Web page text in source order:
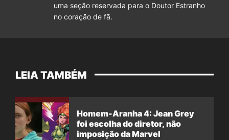
uma seção reservada para o Doutor Estranho
no coração de fã.
LEIA TAMBÉM
Homem-Aranha 4: Jean Grey
foi escolha do diretor, não
imposição da Marvel